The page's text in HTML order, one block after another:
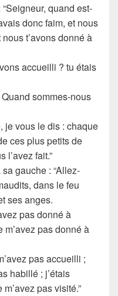
quand est-
donc faim, et nous
t’avons donné à
accueilli ? tu étais
sommes-nous
je vous le dis : chaque
ces plus petits de
l’avez fait.”
gauche : “Allez-
dans le feu
ses anges.
pas donné à
m’avez pas donné à
pas accueilli ;
habillé ; j’étais
pas visité.”